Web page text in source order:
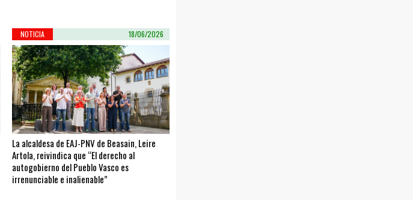
NOTICIA 18/06/2026
La alcaldesa de EAJ-PNV de Beasain, Leire
Artola, reivindica que “El derecho al
autogobierno del Pueblo Vasco es
irrenunciable e inalienable”